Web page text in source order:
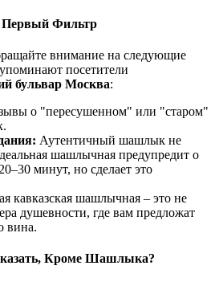
Первый Фильтр
внимание на следующие
посетители
бульвар Москва:
о "пересушенном" или "старом"
Аутентичный шашлык не
шашлычная предупредит о
минут, но сделает это
кавказская шашлычная – это не
душевности, где вам предложат
вина.
Кроме Шашлыка?